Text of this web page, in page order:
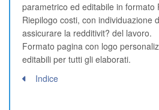
parametrico ed editabile in formato
Riepilogo costi, con individuazione
assicurare la redditivit? del lavoro.
Formato pagina con logo
editabili per tutti gli elaborati.
Indice